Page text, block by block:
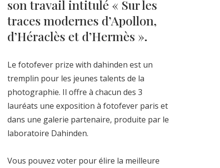
son travail intitulé « Sur les
traces modernes d’Apollon,
d’Héraclès et d’Hermès ».
Le fotofever prize with dahinden est un
tremplin pour les jeunes talents de la
photographie. Il offre à chacun des 3
lauréats une exposition à fotofever paris et
dans une galerie partenaire, produite par le
laboratoire Dahinden.
Vous pouvez voter pour élire la meilleure